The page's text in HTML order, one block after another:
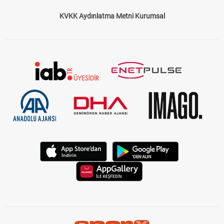
KVKK Aydınlatma Metni Kurumsal